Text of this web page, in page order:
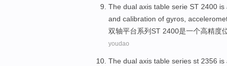
The dual axis table serie ST 2400 is
and calibration of gyros,
双轴平台系列 ST 2400是一个高精度
youdao
The dual axis table series st 2356 is